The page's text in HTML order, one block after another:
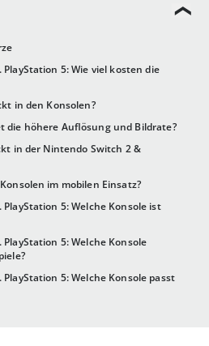
5: Wie viel kosten die
in den Konsolen?
die höhere Auflösung und Bildrate?
in der Nintendo Switch 2 &
im mobilen Einsatz?
5: Welche Konsole ist
5: Welche Konsole
5: Welche Konsole passt